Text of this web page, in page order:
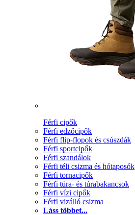
Férfi cipők
Férfi edzőcipők
Férfi flip-flopok és csúszdák
Férfi sportcipők
Férfi szandálok
Férfi téli csizma és hótaposók
Férfi tornacipők
Férfi túra- és túrabakancsok
Férfi vízi cipők
Férfi vizálló csizma
Láss többet...